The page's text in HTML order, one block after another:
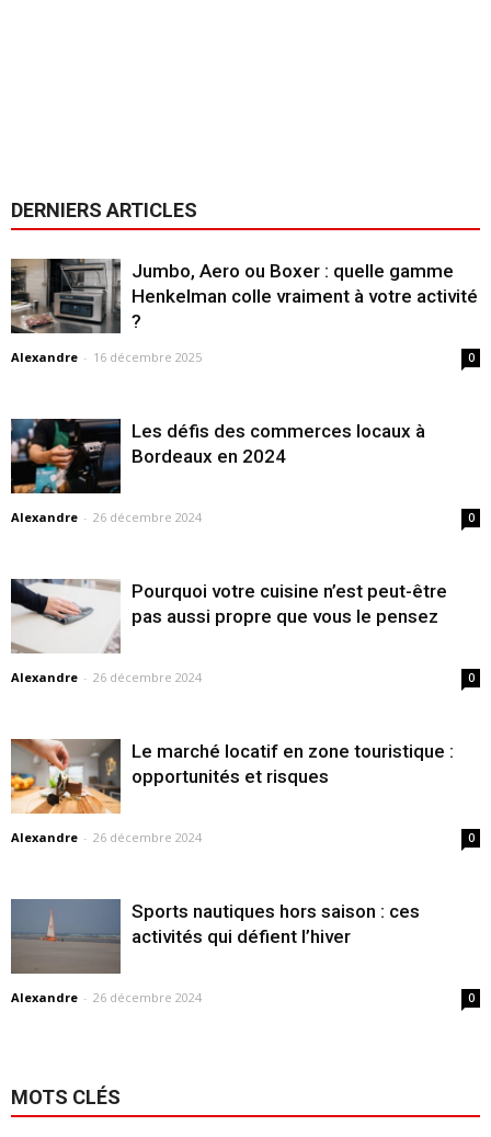
DERNIERS ARTICLES
Jumbo, Aero ou Boxer : quelle gamme
Henkelman colle vraiment à votre activité
?
Alexandre - 16 décembre 2025 0
Les défis des commerces locaux à
Bordeaux en 2024
Alexandre - 26 décembre 2024 0
Pourquoi votre cuisine n’est peut-être
pas aussi propre que vous le pensez
Alexandre - 26 décembre 2024 0
Le marché locatif en zone touristique :
opportunités et risques
Alexandre - 26 décembre 2024 0
Sports nautiques hors saison : ces
activités qui défient l’hiver
Alexandre - 26 décembre 2024 0
MOTS CLÉS